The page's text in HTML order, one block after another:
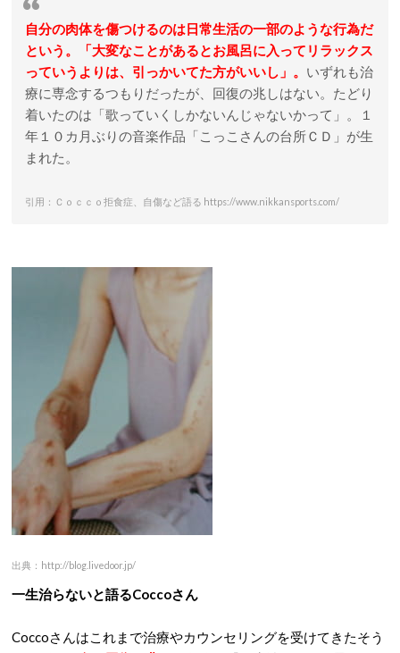
自分の肉体を傷つけるのは日常生活の一部のような行為だ
という。「大変なことがあるとお風呂に入ってリラックス
っていうよりは、引っかいてた方がいいし」。 いずれも治
療に専念するつもりだったが、回復の兆しはない。たどり
着いたのは「歌っていくしかないんじゃないかって」。１
年１０カ月ぶりの音楽作品「こっこさんの台所ＣＤ」が生
まれた。
引用：Ｃｏｃｃｏ拒食症、自傷など語る https://www.nikkansports.com/
出典：http://blog.livedoor.jp/
一生治らないと語るCoccoさん
Coccoさんはこれまで治療やカウンセリングを受けてきたそう